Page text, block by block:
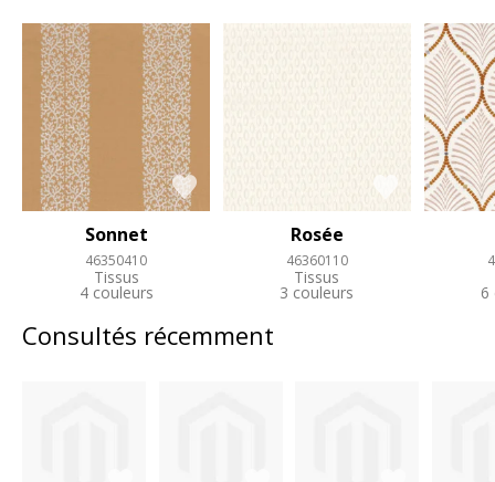
Sonnet
46350410
Tissus
4 couleurs
Rosée
46360110
Tissus
3 couleurs 6
Consultés récemment